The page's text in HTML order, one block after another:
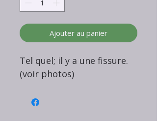
Ajouter au panier
Tel quel; il y a une fissure.
(voir photos)